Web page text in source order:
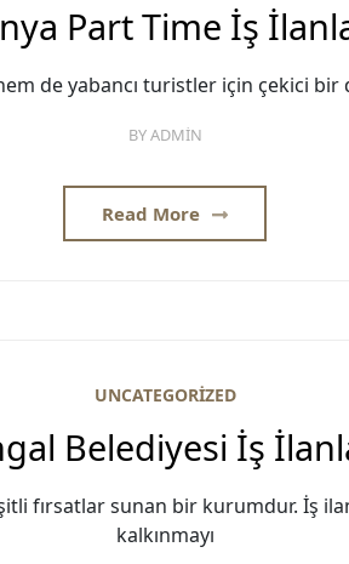
Part Time İş
de yabancı turistler için çekici bir
BYADMIN
Read More
UNCATEGORIZED
Belediyesi İş
fırsatlar sunan bir kurumdur. İş
kalkınmayı